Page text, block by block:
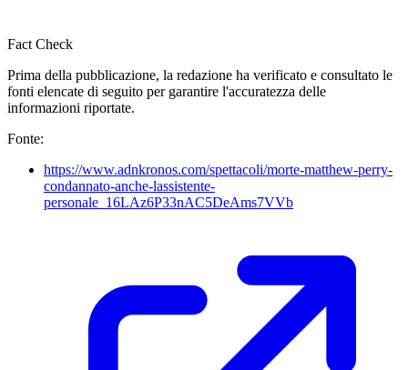
Fact Check
Prima della pubblicazione, la redazione ha verificato e consultato le
fonti elencate di seguito per garantire l'accuratezza delle
informazioni riportate.
Fonte:
https://www.adnkronos.com/spettacoli/morte-matthew-perry-
condannato-anche-lassistente-
personale_16LAz6P33nAC5DeAms7VVb